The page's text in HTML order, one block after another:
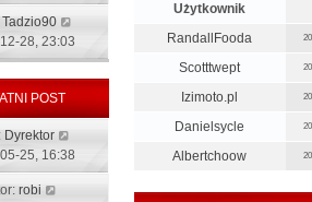
w
p
Tadzio90
28, 23:03
POST
Dyrektor
25, 16:38
robi
Użytkownik
RandallFooda
Scotttwept
Izimoto.pl
Danielsycle
Albertchoow